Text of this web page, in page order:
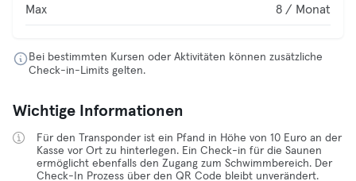
Max 8 / Monat
Bei bestimmten Kursen oder Aktivitäten können zusätzliche
Check-in-Limits gelten.
Wichtige Informationen
Für den Transponder ist ein Pfand in Höhe von 10 Euro an der
Kasse vor Ort zu hinterlegen. Ein Check-in für die Saunen
ermöglicht ebenfalls den Zugang zum Schwimmbereich. Der
Check-In Prozess über den QR Code bleibt unverändert.